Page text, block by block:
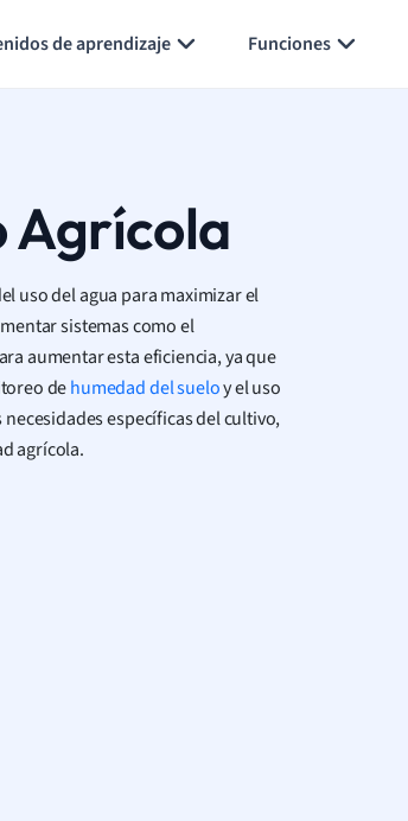
de aprendizaje Funciones
Agrícola
uso del agua para maximizar el
sistemas como el
aumentar esta eficiencia, ya que
dehumedad del sueloy el uso
específicas del cultivo,
agrícola.